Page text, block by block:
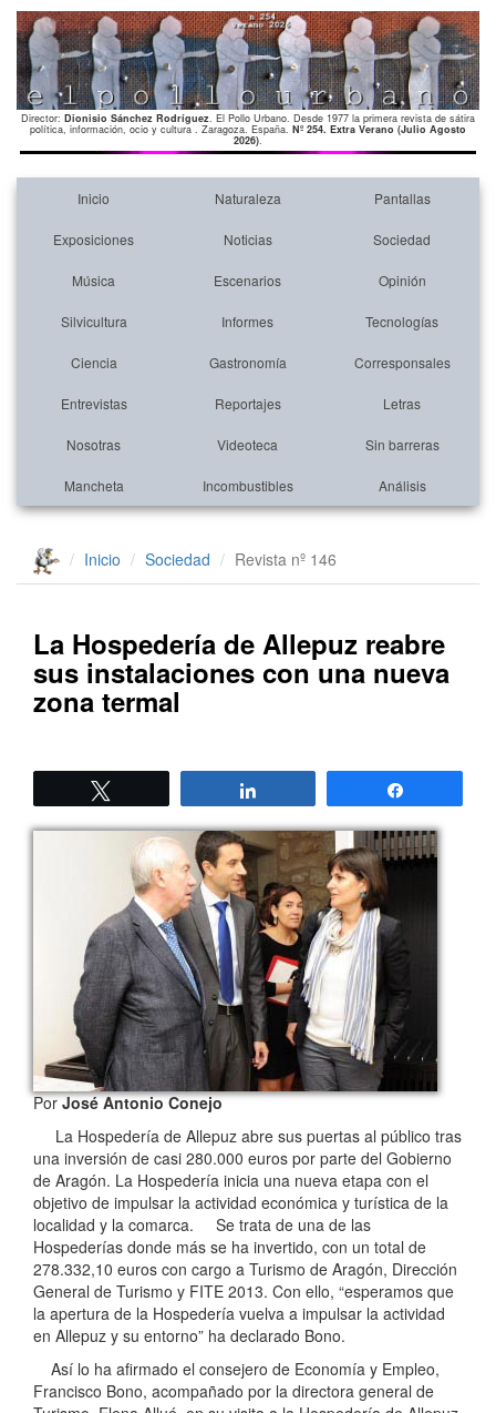
Director: Dionisio Sánchez Rodríguez. El Pollo Urbano. Desde 1977 la primera revista de sátira
política, información, ocio y cultura . Zaragoza. España. Nº 254. Extra Verano (Julio Agosto
2026).
Inicio Naturaleza Pantallas
Exposiciones Noticias Sociedad
Música Escenarios Opinión
Silvicultura Informes Tecnologías
Ciencia Gastronomía Corresponsales
Entrevistas Reportajes Letras
Nosotras Videoteca Sin barreras
Mancheta Incombustibles Análisis
Inicio Sociedad Revista nº 146
La Hospedería de Allepuz reabre
sus instalaciones con una nueva
zona termal
PorJosé Antonio Conejo
La Hospedería de Allepuz abre sus puertas al público tras
una inversión de casi 280.000 euros por parte del Gobierno
de Aragón. La Hospedería inicia una nueva etapa con el
objetivo de impulsar la actividad económica y turística de la
localidad y la comarca. Se trata de una de las
Hospederías donde más se ha invertido, con un total de
278.332,10 euros con cargo a Turismo de Aragón, Dirección
General de Turismo y FITE 2013. Con ello, “esperamos que
la apertura de la Hospedería vuelva a impulsar la actividad
en Allepuz y su entorno” ha declarado Bono.
Así lo ha afirmado el consejero de Economía y Empleo,
Francisco Bono, acompañado por la directora general de